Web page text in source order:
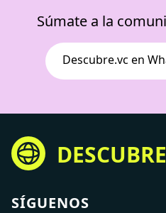
Súmate a la
Descubre.vc en
SÍGUENOS